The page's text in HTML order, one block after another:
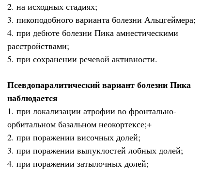
2. на исходных стадиях;
3. пикоподобного варианта болезни Альцгеймера;
4. при дебюте болезни Пика амнестическими
расстройствами;
5. при сохранении речевой активности.
Псевдопаралитический вариант болезни Пика
наблюдается
1. при локализации атрофии во фронтально-
орбитальном базальном неокортексе;+
2. при поражении височных долей;
3. при поражении выпуклостей лобных долей;
4. при поражении затылочных долей;